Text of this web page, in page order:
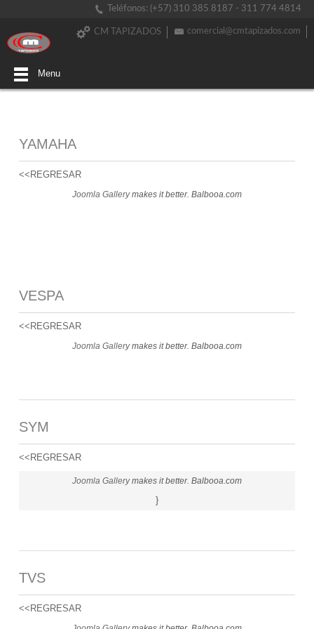
Teléfonos: (+57) 310 385 8187 - 311 774 4814
comercial@cmtapizados.com
CM TAPIZADOS
Menu
YAMAHA
<<REGRESAR
Joomla Gallerymakes it better. Balbooa.com
VESPA
<<REGRESAR
Joomla Gallerymakes it better. Balbooa.com
SYM
<<REGRESAR
Joomla Gallerymakes it better. Balbooa.com
}
TVS
<<REGRESAR